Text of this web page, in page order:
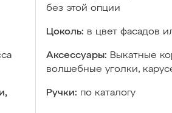
без этой опции
Цоколь: в цвет фасадов
Аксессуары: Выкатные
волшебные уголки,
Ручки: по каталогу